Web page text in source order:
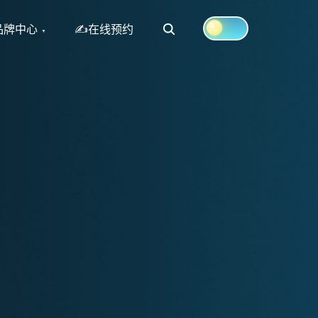
中心 ✍在线预约 Search